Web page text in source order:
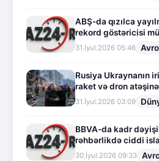
ABŞ-da qızılca
rekord göstəricisi
31.İyul.2026 05:46
Rusiya Ukraynanın
raket və dron
31.İyul.2026 03:09
BBVA-da kadr
rəhbərlikdə ciddi
30.İyul.2026 09:33